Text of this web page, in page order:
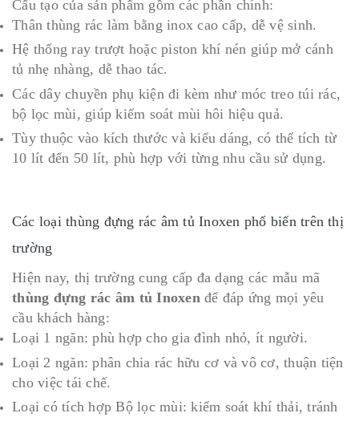
Cấu tạo của sản phẩm gồm các phần chính:
Thân thùng rác làm bằng inox cao cấp, dễ vệ sinh.
Hệ thống ray trượt hoặc piston khí nén giúp mở cánh
tủ nhẹ nhàng, dễ thao tác.
Các dây chuyền phụ kiện đi kèm như móc treo túi rác,
bộ lọc mùi, giúp kiểm soát mùi hôi hiệu quả.
Tùy thuộc vào kích thước và kiểu dáng, có thể tích từ
10 lít đến 50 lít, phù hợp với từng nhu cầu sử dụng.
Các loại thùng đựng rác âm tủ Inoxen phổ biến trên thị
trường
Hiện nay, thị trường cung cấp đa dạng các mẫu mã
thùng đựng rác âm tủ Inoxenđể đáp ứng mọi yêu
cầu khách hàng:
Loại 1 ngăn: phù hợp cho gia đình nhỏ, ít người.
Loại 2 ngăn: phân chia rác hữu cơ và vô cơ, thuận tiện
cho việc tái chế.
Loại có tích hợp Bộ lọc mùi: kiểm soát khí thải, tránh